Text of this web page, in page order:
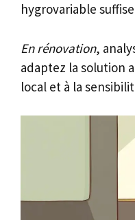
hygrovariable
En rénovation,
adaptez la solution
local et à la